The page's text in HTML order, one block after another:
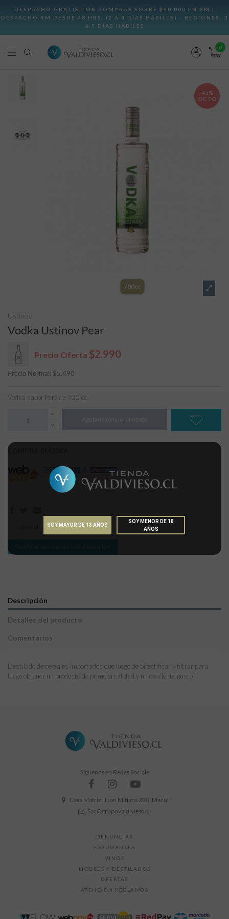
0
45%
DCTO
700cc
Ustinov
Vodka Ustinov Pear
Precio Oferta $2.990
Precio Normal: $5.490
Vodka sabor Pera de 700 cc.
Agotado temporalmente
COMPRA SEGURA
Descripción
Detalles del producto
Comentarios
Destilado de cereales importados que luego de birectificar y filtrar para
luego obtener un producto de primera calidad y un excelente gusto
Síguenos en Redes Sociale
Casa Matriz: Juan Mitjans 200, Macul
Sac@grupovaldivieso.cl
DENUNCIAS
ESPUMANTES
VINOS
LICORES Y DESTILADOS
OFERTAS
ATENCIÓN RECLAMOS
SOY MAYOR DE 18 AÑOS
SOY MENOR DE 18
AÑOS